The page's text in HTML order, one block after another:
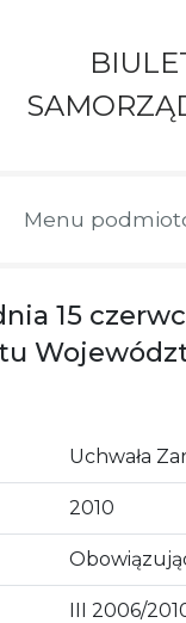
Menu
15
Uchwała
2010
III 2006/